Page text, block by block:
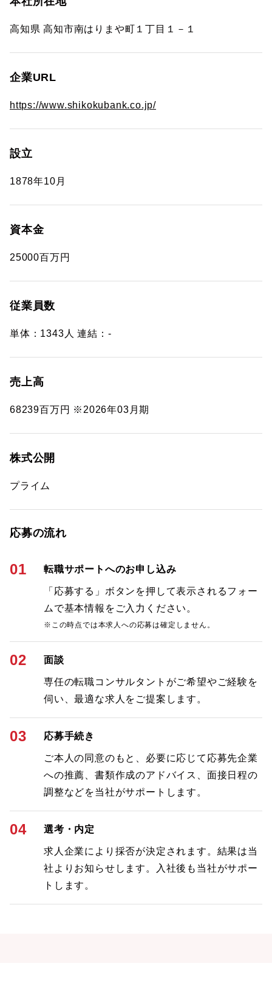
高知県 高知市南はりまや町１丁目１－１
企業URL
https://www.shikokubank.co.jp/
設立
1878年10月
資本金
25000百万円
従業員数
単体：1343人 連結：-
売上高
68239百万円 ※2026年03月期
株式公開
プライム
応募の流れ
01 転職サポートへのお申し込み
「応募する」ボタンを押して表示されるフォー
ムで基本情報をご入力ください。
※この時点では本求人への応募は確定しません。
02 面談
専任の転職コンサルタントがご希望やご経験を
伺い、最適な求人をご提案します。
03 応募手続き
ご本人の同意のもと、必要に応じて応募先企業
への推薦、書類作成のアドバイス、面接日程の
調整などを当社がサポートします。
04 選考・内定
求人企業により採否が決定されます。結果は当
社よりお知らせします。入社後も当社がサポー
トします。